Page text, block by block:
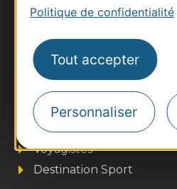
Politique de confidentialité
Tout accepter
Personnaliser
Thermalisme
Pros d'Occitanie
Site presse et d'influence
Voyagistes
Destination Sport